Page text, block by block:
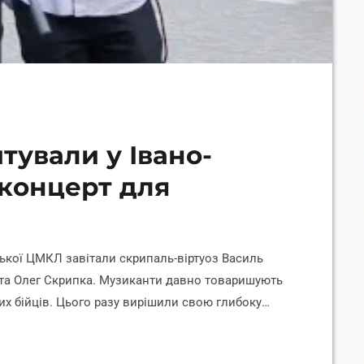
у Івано-
для
ЦМКЛ завітали скрипаль-віртуоз Василь
Олег Скрипка. Музиканти давно товаришують
бійців. Цього разу вирішили свою глибоку
зараз на передовій боротьби з COVID-19. Про